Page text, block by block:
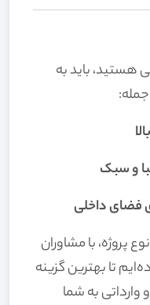
هستید، باید به
و سبک
فضای داخلی
پروژه، با مشاوران
تا بهترین گزینه
وارداتی به شما